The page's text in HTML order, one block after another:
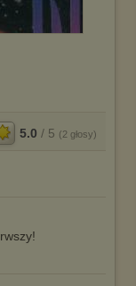
5.0 / 5 (2 głosy)